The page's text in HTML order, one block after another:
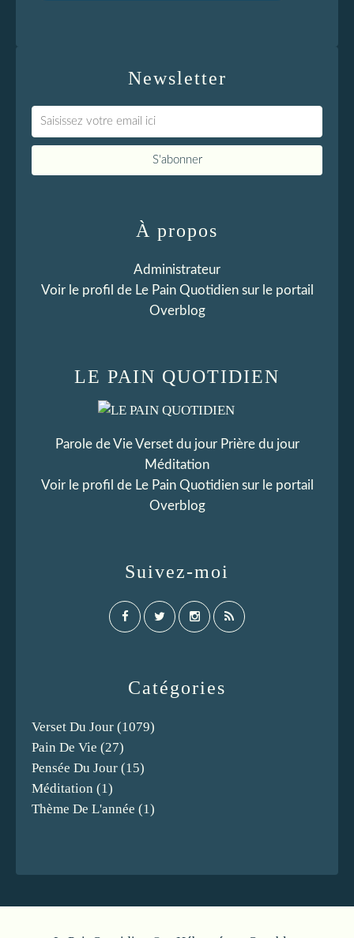
Newsletter
Catégories
Verset Du Jour (1079)
Pain De Vie (27)
Pensée Du Jour (15)
Méditation (1)
Thème De L'année (1)
LE PAIN QUOTIDIEN
Parole de Vie Verset du jour Prière du jour
Méditation
Voir le profil de Le Pain Quotidiensur le portail
Overblog
Suivez-moi
À propos
Administrateur
Voir le profil de Le Pain Quotidiensur le portail
Overblog